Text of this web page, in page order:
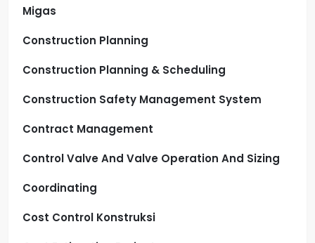
Migas
Construction Planning
Construction Planning & Scheduling
Construction Safety Management System
Contract Management
Control Valve And Valve Operation And Sizing
Coordinating
Cost Control Konstruksi